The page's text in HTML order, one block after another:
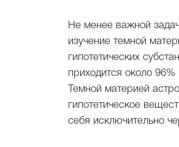
Не менее важной
изучение темной
гипотетических
приходится около
Темной материей
гипотетическое
себя исключительно